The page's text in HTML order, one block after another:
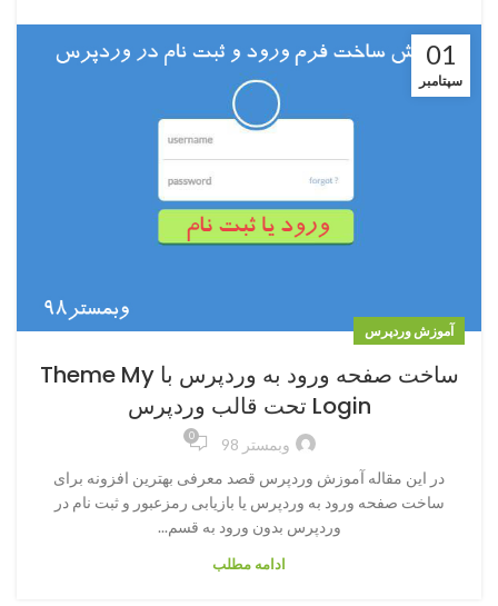
01
سپتامبر
آموزش وردپرس
ساخت صفحه ورود به وردپرس با Theme My
Login تحت قالب وردپرس
وبمستر 98 0
در این مقاله آموزش وردپرس قصد معرفی بهترین افزونه برای
ساخت صفحه ورود به وردپرس یا بازیابی رمزعبور و ثبت نام در
وردپرس بدون ورود به قسم...
ادامه مطلب